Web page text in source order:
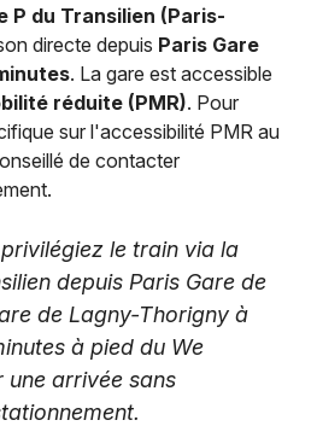
P du Transilien (Paris-
directe depuis Paris Gare
. La gare est accessible
réduite (PMR). Pour
sur l'accessibilité PMR au
de contacter
le train via la
depuis Paris Gare de
de Lagny-Thorigny à
à pied du We
une arrivée sans